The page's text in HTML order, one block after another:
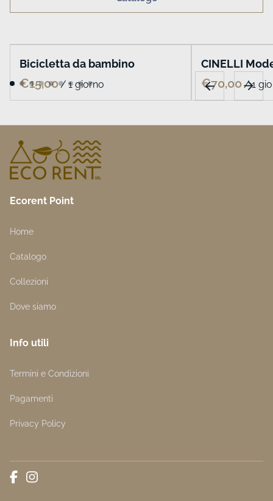
Bicicletta da bambino
/
CINELLI
/
Ecorent Point
Home
Catalogo
Collezioni
Dove siamo
Info utili
Termini e Condizioni
Pagamenti
Privacy Policy